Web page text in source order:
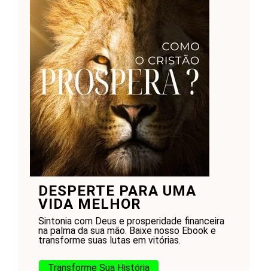
DESPERTE PARA UMA
VIDA MELHOR
Sintonia com Deus e prosperidade financeira
na palma da sua mão. Baixe nosso Ebook e
transforme suas lutas em vitórias.
Transforme Sua História